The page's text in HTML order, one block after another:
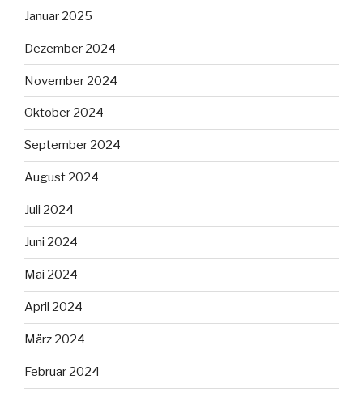
Januar 2025
Dezember 2024
November 2024
Oktober 2024
September 2024
August 2024
Juli 2024
Juni 2024
Mai 2024
April 2024
März 2024
Februar 2024